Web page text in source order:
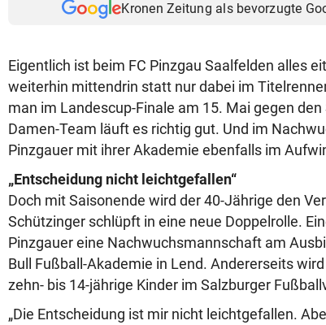
Kronen Zeitung als bevorzugte
Eigentlich ist beim FC Pinzgau Saalfelden alles
weiterhin mittendrin statt nur dabei im
man im Landescup-Finale am 15. Mai gegen den
Damen-Team läuft es richtig gut. Und im
Pinzgauer mit ihrer Akademie ebenfalls im
„Entscheidung nicht leichtgefallen“
Doch mit Saisonende wird der 40-Jährige den
Schützinger schlüpft in eine neue Doppelrolle.
Pinzgauer eine Nachwuchsmannschaft am
Bull Fußball-Akademie in Lend. Andererseits
zehn- bis 14-jährige Kinder im Salzburger
„Die Entscheidung ist mir nicht leichtgefallen.